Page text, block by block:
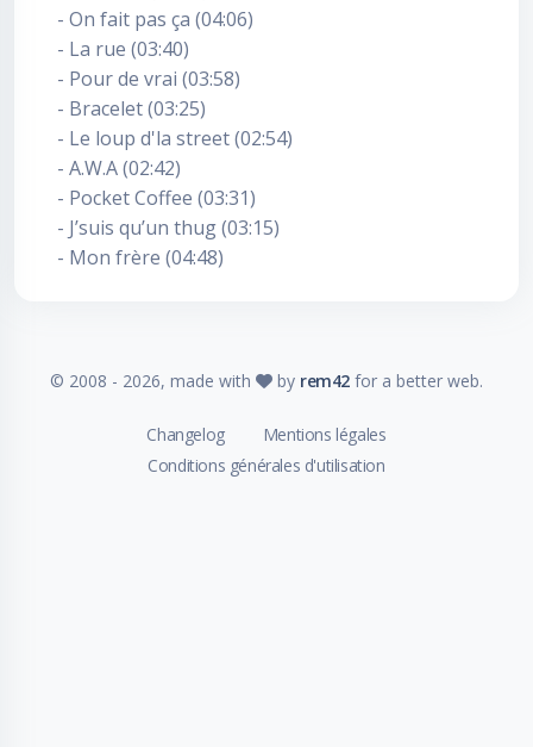
- On fait pas ça (04:06)
- La rue (03:40)
- Pour de vrai (03:58)
- Bracelet (03:25)
- Le loup d'la street (02:54)
- A.W.A (02:42)
- Pocket Coffee (03:31)
- J’suis qu’un thug (03:15)
- Mon frère (04:48)
© 2008 - 2026, made with by rem42 for a better web.
Changelog
Mentions légales
Conditions générales d'utilisation